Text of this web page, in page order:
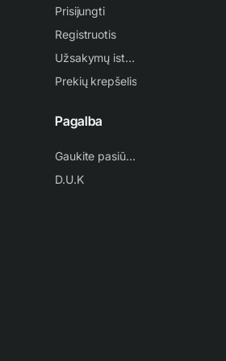
Prisijungti
Registruotis
Užsakymų istorija
Prekių krepšelis
Pagalba
Gaukite pasiūlymą
D.U.K